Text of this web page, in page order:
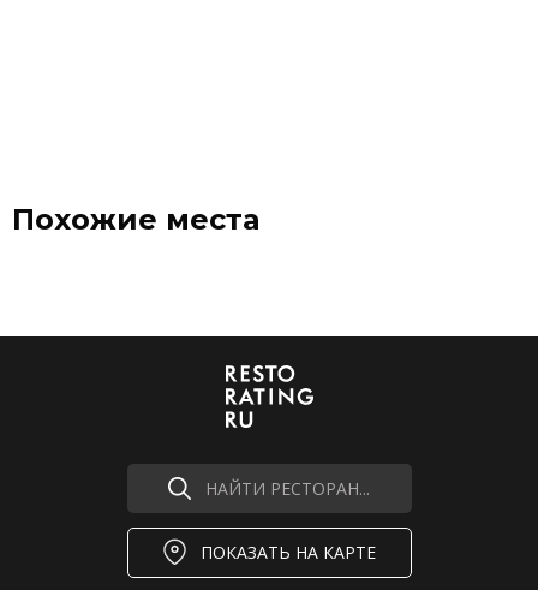
Похожие места
НАЙТИ РЕСТОРАН...
ПОКАЗАТЬ НА КАРТЕ